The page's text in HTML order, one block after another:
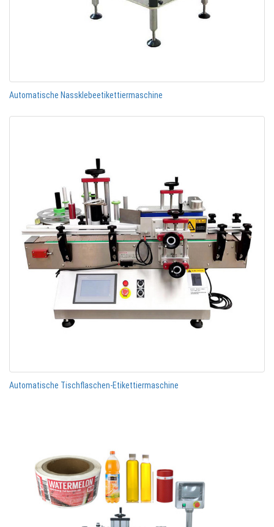
Automatische Nassklebeetikettiermaschine
Automatische Tischflaschen-Etikettiermaschine